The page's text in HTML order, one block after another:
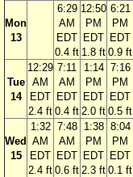
Mon
13
6:29
AM
EDT
0.4 ft
12:50
PM
EDT
1.8 ft
6:21
PM
EDT
0.9 ft
Tue
14
12:29
AM
EDT
2.4 ft
7:11
AM
EDT
0.4 ft
1:14
PM
EDT
2.0 ft
7:16
PM
EDT
0.5 ft
Wed
15
1:32
AM
EDT
2.4 ft
7:48
AM
EDT
0.6 ft
1:38
PM
EDT
2.3 ft
8:04
PM
EDT
0.1 ft